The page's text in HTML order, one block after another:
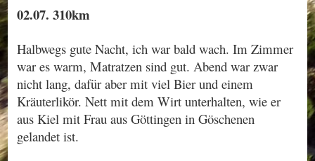
02.07. 310km
Halbwegs gute Nacht, ich war bald wach. Im Zimmer
war es warm, Matratzen sind gut. Abend war zwar
nicht lang, dafür aber mit viel Bier und einem
Kräuterlikör. Nett mit dem Wirt unterhalten, wie er
aus Kiel mit Frau aus Göttingen in Göschenen
gelandet ist.